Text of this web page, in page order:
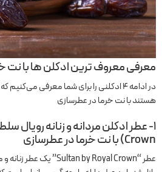
معرفی معروف ترین ادکلن ها با نت
در ادامه ۴ ادکلنی را برای شما معرفی
هستند با نت خرما در عطرسازی
Crown) با نت خرما در عطرسازی